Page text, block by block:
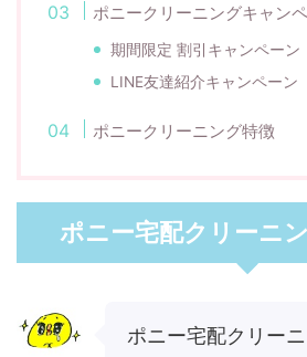
ポニークリーニングキャン
期間限定 割引キャンペーン
LINE友達紹介キャンペーン
ポニークリーニング特徴
ポニー宅配クリーニ
ポニー宅配クリー